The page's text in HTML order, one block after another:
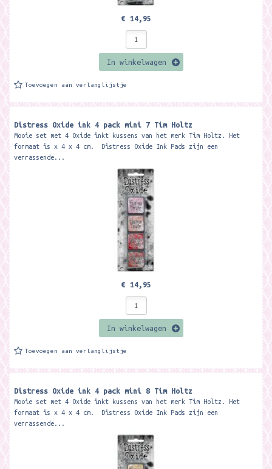
€ 14,95
In winkelwagen
Toevoegen aan verlanglijstje
Distress Oxide ink 4 pack mini 7 Tim Holtz
Mooie set met 4 Oxide inkt kussens van het merk Tim Holtz. Het
formaat is x 4 x 4 cm. Distress Oxide Ink Pads zijn een
verrassende...
€ 14,95
In winkelwagen
Toevoegen aan verlanglijstje
Distress Oxide ink 4 pack mini 8 Tim Holtz
Mooie set met 4 Oxide inkt kussens van het merk Tim Holtz. Het
formaat is x 4 x 4 cm. Distress Oxide Ink Pads zijn een
verrassende...